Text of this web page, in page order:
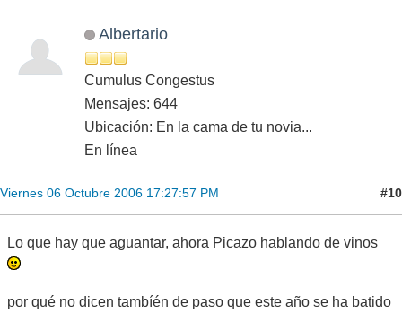
Albertario
Cumulus Congestus
Mensajes: 644
Ubicación: En la cama de tu novia...
En línea
Viernes 06 Octubre 2006 17:27:57 PM #10
Lo que hay que aguantar, ahora Picazo hablando de vinos
por qué no dicen tambíén de paso que este año se ha batido